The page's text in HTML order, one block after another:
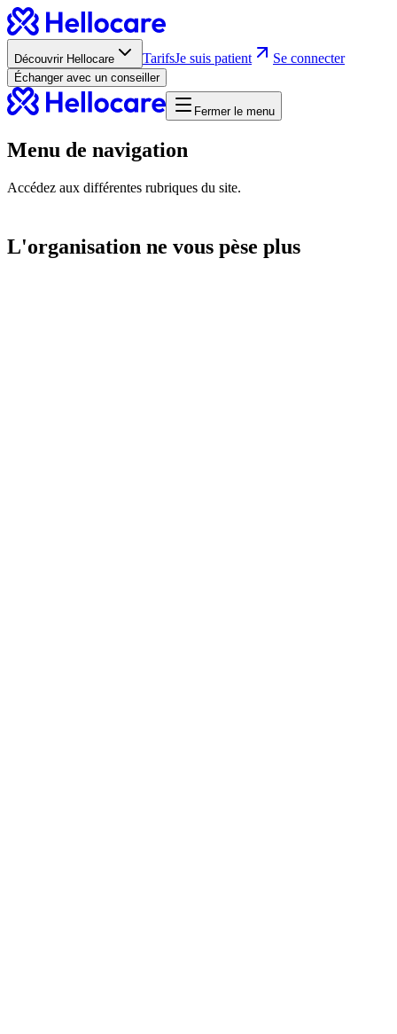
Découvrir Hellocare TarifsJe suis patient Se connecter
Échanger avec un conseiller
Fermer le menu
Menu de navigation
Accédez aux différentes rubriques du site.
L'organisation ne vous pèse plus